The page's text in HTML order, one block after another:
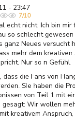
- 23:47
7/10
echt nicht. Ich bin mir
so schlecht
ganz Neues versucht
mehr dem kreativen
Nur so n Gefühl.
dass die Fans von
SIe haben die
von Teil 1 mit
Wir wollen
kreativem